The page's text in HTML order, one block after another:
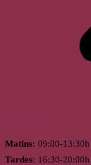
Matins: 09:00-13:30h
Tardes: 16:30-20:00h